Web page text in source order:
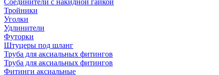
Соединители с накидной гайкой
Тройники
Уголки
Удлинители
Футорки
Штуцеры под шланг
Труба для аксиальных фитингов
Труба для аксиальных фитингов
Фитинги аксиальные